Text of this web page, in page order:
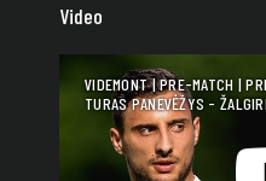
Video
VIDEMONT | PRE-MATCH |
TURAS PANEVĖŽYS -